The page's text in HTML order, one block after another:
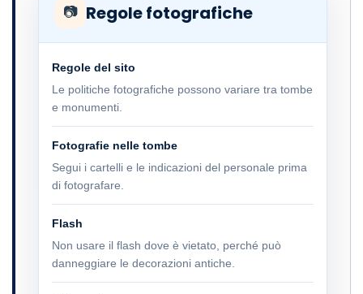
📷 Regole fotografiche
Regole del sito
Le politiche fotografiche possono variare tra tombe
e monumenti.
Fotografie nelle tombe
Segui i cartelli e le indicazioni del personale prima
di fotografare.
Flash
Non usare il flash dove è vietato, perché può
danneggiare le decorazioni antiche.